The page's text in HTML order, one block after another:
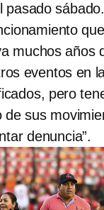
pasado sábado.
muchos años
eventos en
pero
de sus
denuncia”.